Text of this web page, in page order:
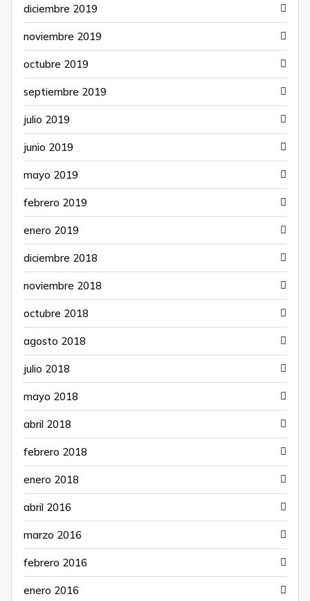
diciembre 2019
noviembre 2019
octubre 2019
septiembre 2019
julio 2019
junio 2019
mayo 2019
febrero 2019
enero 2019
diciembre 2018
noviembre 2018
octubre 2018
agosto 2018
julio 2018
mayo 2018
abril 2018
febrero 2018
enero 2018
abril 2016
marzo 2016
febrero 2016
enero 2016